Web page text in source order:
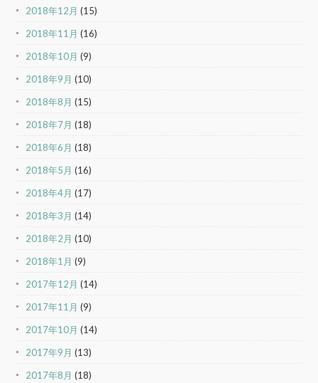
2018年12月 (15)
2018年11月 (16)
2018年10月 (9)
2018年9月 (10)
2018年8月 (15)
2018年7月 (18)
2018年6月 (18)
2018年5月 (16)
2018年4月 (17)
2018年3月 (14)
2018年2月 (10)
2018年1月 (9)
2017年12月 (14)
2017年11月 (9)
2017年10月 (14)
2017年9月 (13)
2017年8月 (18)